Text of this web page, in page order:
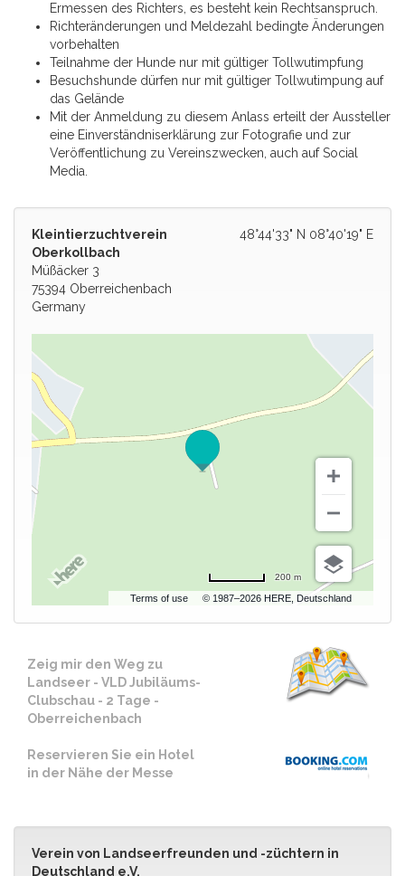
Ermessen des Richters, es besteht kein Rechtsanspruch.
Richteränderungen und Meldezahl bedingte Änderungen
vorbehalten
Teilnahme der Hunde nur mit gültiger Tollwutimpfung
Besuchshunde dürfen nur mit gültiger Tollwutimpung auf
das Gelände
Mit der Anmeldung zu diesem Anlass erteilt der Aussteller
eine Einverständniserklärung zur Fotografie und zur
Veröffentlichung zu Vereinszwecken, auch auf Social
Media.
48°44'33" N 08°40'19" E
Kleintierzuchtverein
Oberkollbach
Müßäcker 3
75394 Oberreichenbach
Germany
Terms of use © 1987–2026 HERE, Deutschland
200 m
Zeig mir den Weg zu
Landseer - VLD Jubiläums-
Clubschau - 2 Tage -
Oberreichenbach
Reservieren Sie ein Hotel
in der Nähe der Messe
Verein von Landseerfreunden und -züchtern in
Deutschland e.V.